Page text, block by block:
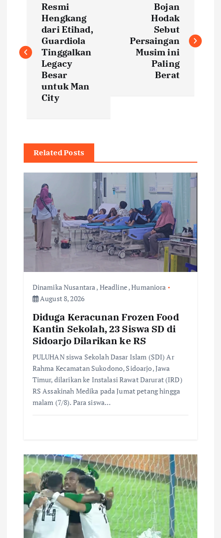
s
v
a
t
Resmi
Hengkang
dari Etihad,
Guardiola
Tinggalkan
Legacy
Besar
untuk Man
City
Bojan
Hodak
Sebut
Persaingan
Musim ini
Paling
Berat
Related Posts
Dinamika Nusantara, Headline,Humaniora
August 8, 2026
Diduga Keracunan Frozen Food
Kantin Sekolah, 23 Siswa SD di
Sidoarjo Dilarikan ke RS
PULUHAN siswa Sekolah Dasar Islam (SDI) Ar
Rahma Kecamatan Sukodono, Sidoarjo, Jawa
Timur, dilarikan ke Instalasi Rawat Darurat (IRD)
RS Assakinah Medika pada Jumat petang hingga
malam (7/8). Para siswa…